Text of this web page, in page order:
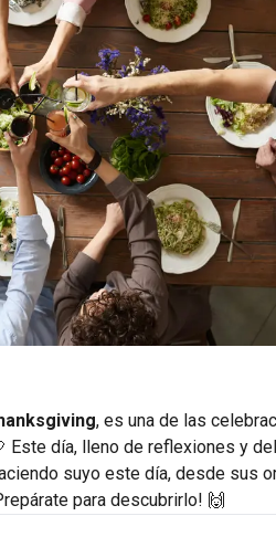
, es una de las
día, lleno de reflexiones y
suyo este día, desde sus
para descubrirlo! 🙌